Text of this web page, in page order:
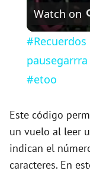
Watch on
#Recuerdos
#etoo
Este código
un vuelo al leer
indican el
caracteres. En